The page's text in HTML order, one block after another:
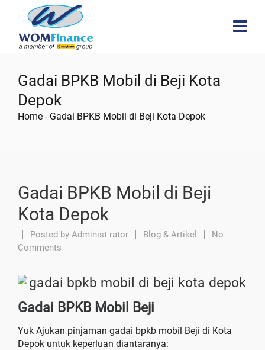
Gadai BPKB Mobil di Beji Kota
Depok
Home - Gadai BPKB Mobil di Beji Kota Depok
Gadai BPKB Mobil di Beji
Kota Depok
Posted by Administ rator Blog & Artikel
No
Comments
Gadai BPKB Mobil Beji
Yuk Ajukan pinjaman gadai bpkb mobil Beji di Kota
Depok untuk keperluan diantaranya: